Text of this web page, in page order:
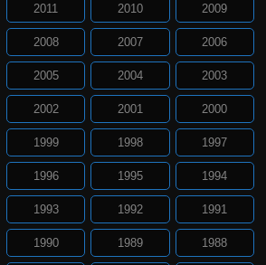
2011 2010 2009
2008 2007 2006
2005 2004 2003
2002 2001 2000
1999 1998 1997
1996 1995 1994
1993 1992 1991
1990 1989 1988